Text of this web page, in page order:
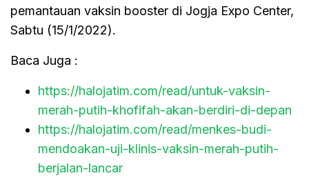
pemantauan vaksin booster di Jogja Expo Center,
Sabtu (15/1/2022).
Baca Juga :
https://halojatim.com/read/untuk-vaksin-
merah-putih-khofifah-akan-berdiri-di-depan
https://halojatim.com/read/menkes-budi-
mendoakan-uji-klinis-vaksin-merah-putih-
berjalan-lancar